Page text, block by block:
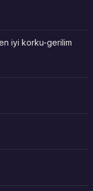
iyi korku-gerilim